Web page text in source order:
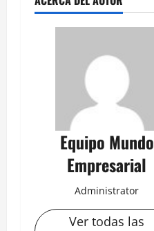
Equipo Mundo
Empresarial
Administrator
Ver todas las